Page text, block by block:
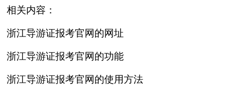
相关内容：
浙江导游证报考官网的网址
浙江导游证报考官网的功能
浙江导游证报考官网的使用方法